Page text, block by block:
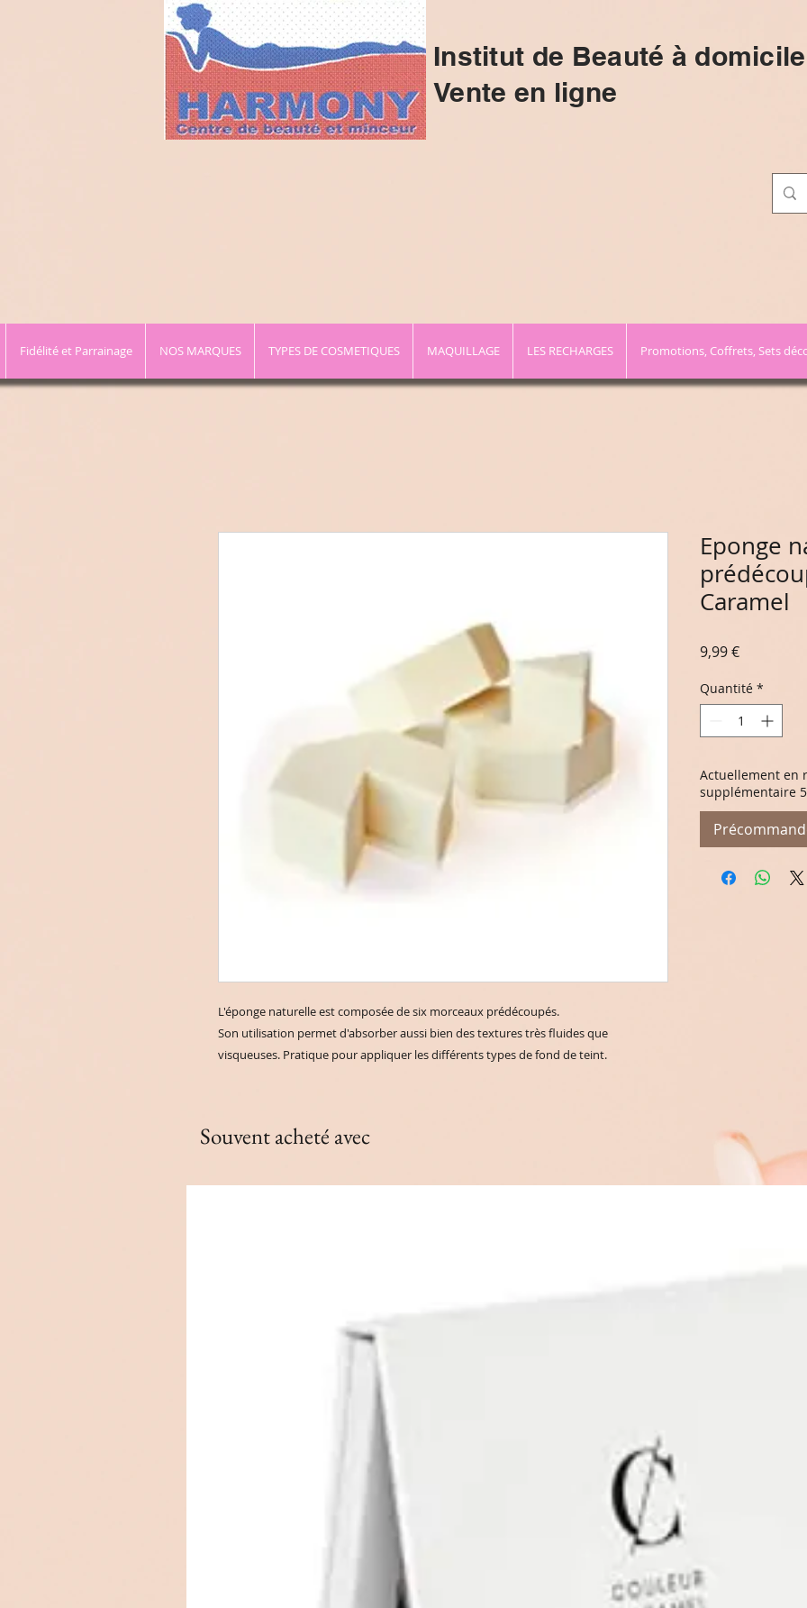
Institut de Beauté à domicile
Vente en ligne
Fidélité et Parrainage NOS MARQUES TYPES DE COSMETIQUES MAQUILLAGE LES RECHARGES Promotions, Coffrets, Sets
L'éponge naturelle est composée de six morceaux prédécoupés.
Son utilisation permet d'absorber aussi bien des textures très fluides que
visqueuses. Pratique pour appliquer les différents types de fond de teint.
Eponge
Caramel
9,99 €Prix
Quantité *
Actuellement en
supplémentaire
Souvent acheté avec